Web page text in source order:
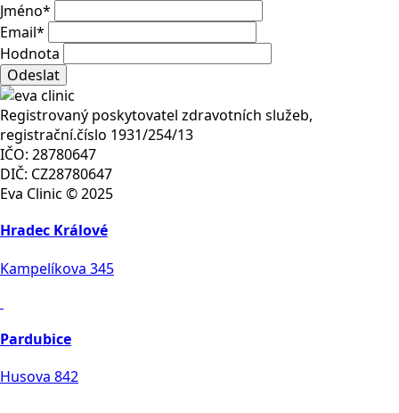
Jméno*
Email*
Hodnota
Odeslat
Registrovaný poskytovatel zdravotních služeb,
registrační.číslo 1931/254/13
IČO: 28780647
DIČ: CZ28780647
Eva Clinic © 2025
Hradec Králové
Kampelíkova 345
Pardubice
Husova 842